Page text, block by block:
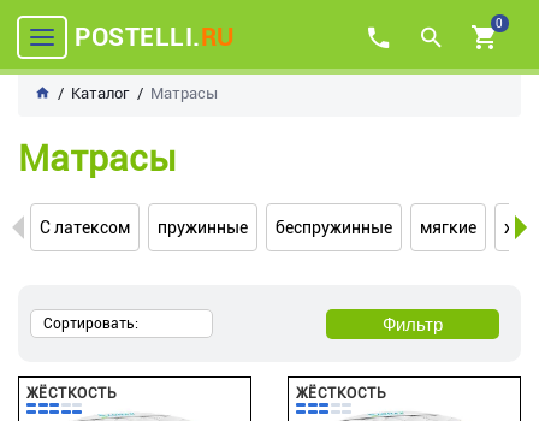
POSTELLI.RU 0
Каталог Матрасы
Матрасы
С латексом пружинные беспружинные мягкие
Сортировать: Фильтр
ЖЁСТКОСТЬ ЖЁСТКОСТЬ